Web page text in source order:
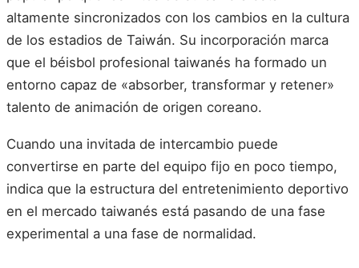
altamente sincronizados con los cambios en la cultura
de los estadios de Taiwán. Su incorporación marca
que el béisbol profesional taiwanés ha formado un
entorno capaz de «absorber, transformar y retener»
talento de animación de origen coreano.
Cuando una invitada de intercambio puede
convertirse en parte del equipo fijo en poco tiempo,
indica que la estructura del entretenimiento deportivo
en el mercado taiwanés está pasando de una fase
experimental a una fase de normalidad.